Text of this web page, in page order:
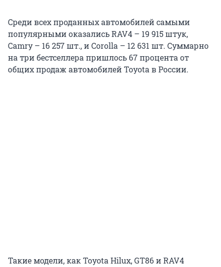
Среди всех проданных автомобилей самыми
популярными оказались RAV4 – 19 915 штук,
Camry – 16 257 шт., и Corolla – 12 631 шт. Суммарно
на три бестселлера пришлось 67 процента от
общих продаж автомобилей Toyota в России.
Такие модели, как Toyota Hilux, GT86 и RAV4